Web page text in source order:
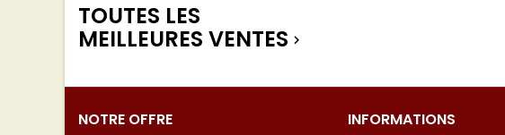
TOUTES LES
MEILLEURES VENTES 
NOTRE OFFRE INFORMATIONS